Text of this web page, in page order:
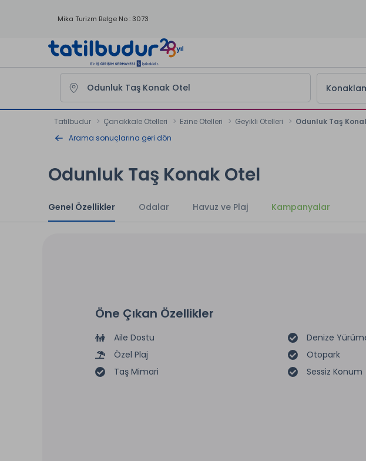
Mika Turizm Belge No : 3073
Tatilbudur Çanakkale Otelleri Ezine Otelleri Geyikli Otelleri
Odunluk Taş
Arama sonuçlarına geri dön
Odunluk Taş Konak Otel
Genel Özellikler Odalar Havuz ve Plaj Kampanyalar
Öne Çıkan Özellikler
Aile Dostu
Denize
Özel Plaj
Otopark
Taş Mimari
Sessiz Konum